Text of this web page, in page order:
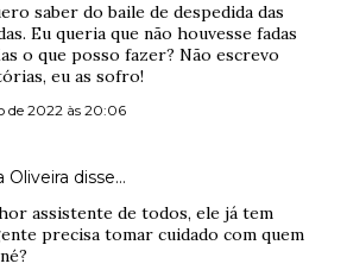
saber do baile de despedida das
Eu queria que não houvesse fadas
o que posso fazer? Não escrevo
eu as sofro!
de 2022 às 20:06
Oliveira disse…
assistente de todos, ele já tem
precisa tomar cuidado com quem